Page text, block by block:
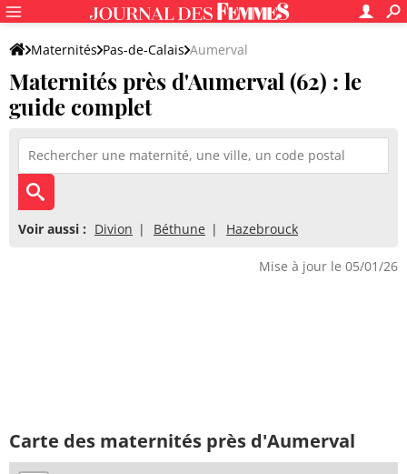
Maternités Pas-de-Calais Aumerval
Maternités près d'Aumerval (62) : le
guide complet
Voir aussi : Divion Béthune Hazebrouck
Mise à jour le 05/01/26
Carte des maternités près d'Aumerval